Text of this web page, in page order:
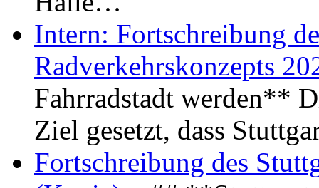
Intern: Fortschreibung
Radverkehrskonzepts
Fahrradstadt werden**
Ziel gesetzt, dass
Fortschreibung des